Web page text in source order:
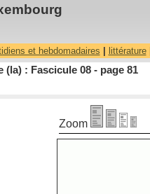
et hebdomadaires littérature|
: Fascicule 08 - page 81
Zoom